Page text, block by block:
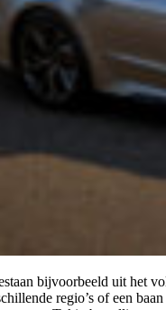
bijvoorbeeld uit het
regio’s of een